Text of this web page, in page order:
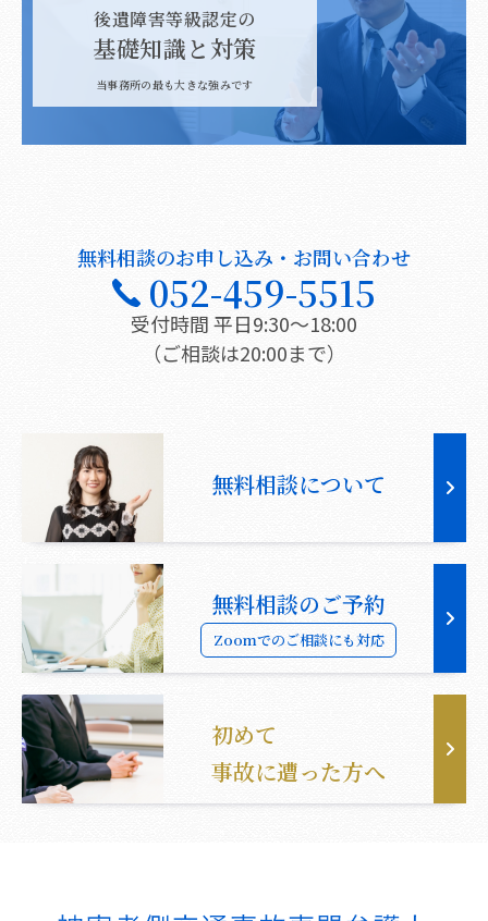
後遺障害等級認定の
基礎知識と対策
当事務所の最も大きな強みです
無料相談のお申し込み・お問い合わせ
052-459-5515
受付時間 平日9:30〜18:00
（ご相談は20:00まで）
無料相談について
無料相談のご予約
Zoomでのご相談にも対応
初めて
事故に遭った方へ